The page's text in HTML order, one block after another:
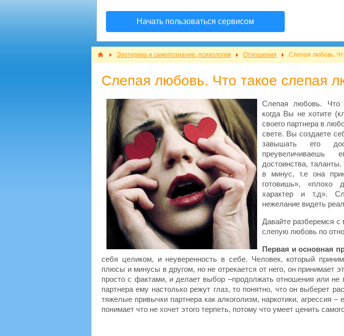
Начать пользоваться сервисом
Эзотерика и самопознание, психология Отношения Слепая любовь.
Слепая любовь. Что такое слепая
Слепая любовь. Что
когда Вы не хотите
своего партнера в
свете. Вы создаете
завышать его
достоинства,
в минус, т.е она
готовишь», «плохо
характер и т.д».
нежелание видеть
Давайте разберемся
слепую любовь по
Первая и основная
себя целиком, и неуверенность в себе. Человек, который
плюсы и минусы в другом, но не отрекается от него, он принимает
просто с фактами, и делает выбор –продолжать отношения или не
партнера ему настолько режут глаз, то понятно, что он выберет
тяжелые привычки партнера как алкоголизм, наркотики, агрессия –
понимает что не хочет этого терпеть, потому что умеет ценить